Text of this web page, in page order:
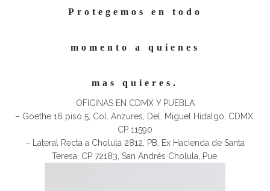
Protegemos en todo
momento a quienes
mas quieres.
OFICINAS EN CDMX Y PUEBLA
– Goethe 16 piso 5, Col. Anzures, Del. Miguel Hidalgo, CDMX,
CP 11590
– Lateral Recta a Cholula 2812, PB, Ex Hacienda de Santa
Teresa, CP 72183, San Andrés Cholula, Pue.